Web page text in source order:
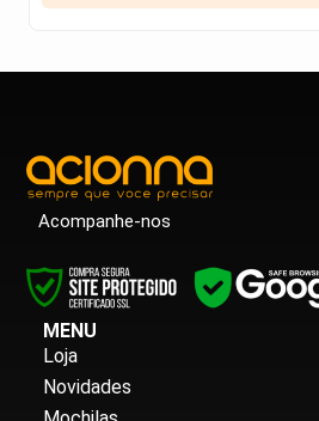
Acompanhe-nos
MENU
Loja
Novidades